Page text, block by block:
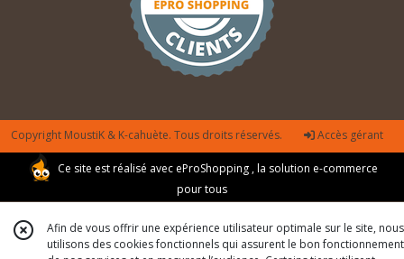
Copyright MoustiK & K-cahuète. Tous droits réservés. Accès gérant
Ce site est réalisé avec eProShopping , la solution e-commerce
pour tous
Afin de vous offrir une expérience utilisateur optimale sur le site, nous
utilisons des cookies fonctionnels qui assurent le bon fonctionnement